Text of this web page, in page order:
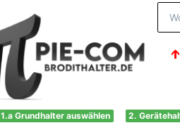
1.a Grundhalter auswählen 2.